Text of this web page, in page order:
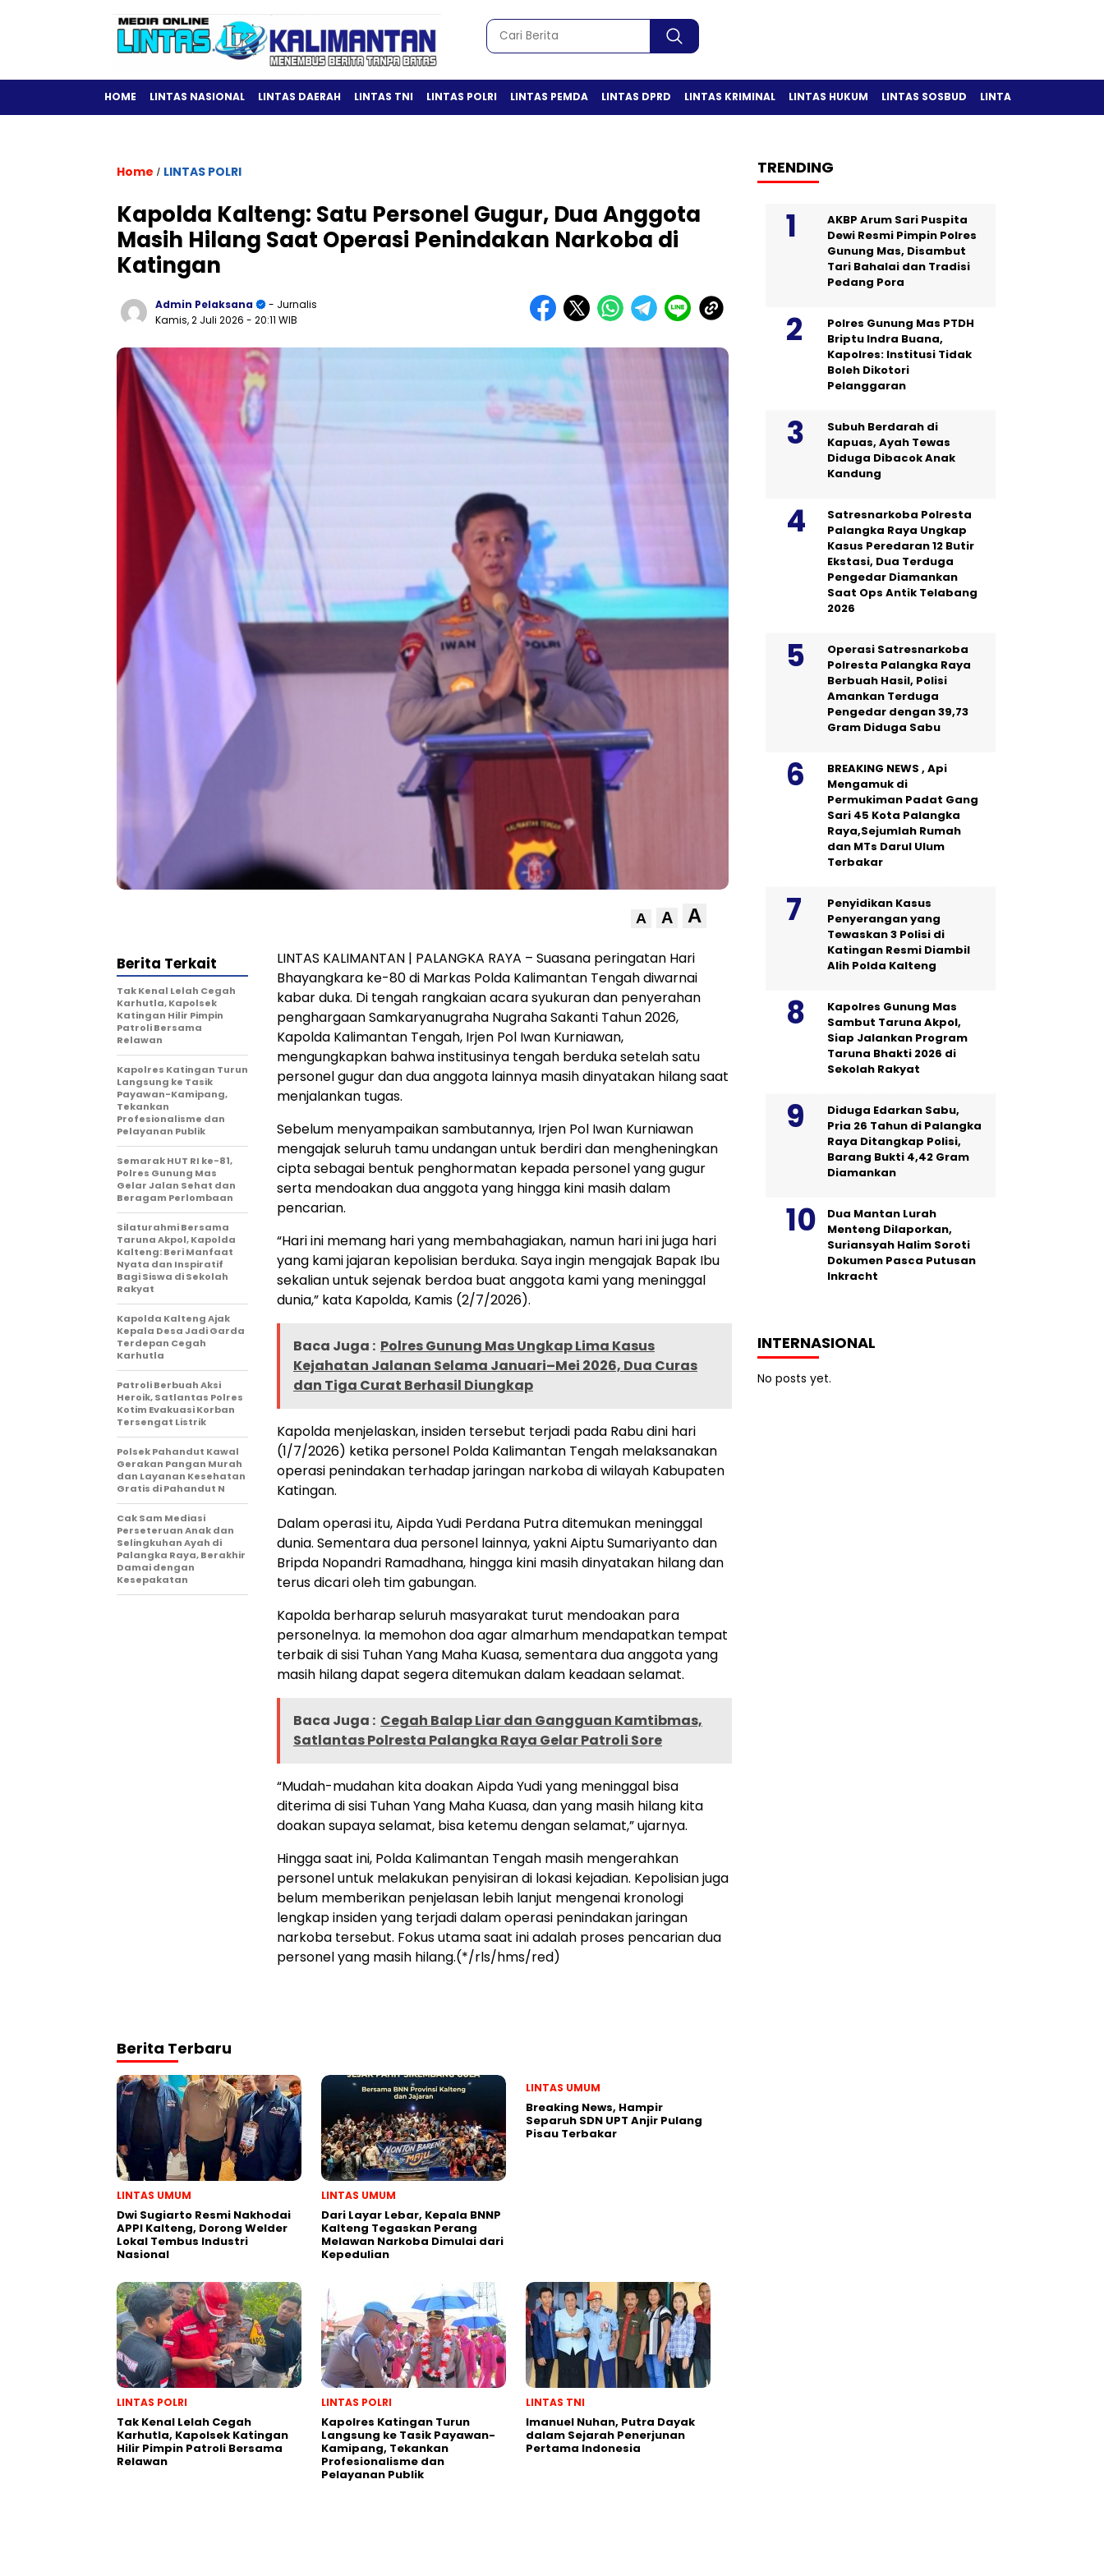
HOME LINTAS NASIONAL LINTAS DAERAH LINTAS TNI LINTAS POLRI LINTAS PEMDA LINTAS DPRD LINTAS KRIMINAL LINTAS HUKUM LINTAS SOSBUD LINTAS OLAH RAGA
Home / LINTAS POLRI
Kapolda Kalteng: Satu Personel Gugur, Dua Anggota
Masih Hilang Saat Operasi Penindakan Narkoba di
Katingan
Admin Pelaksana
- Jurnalis
Kamis, 2 Juli 2026 - 20:11 WIB
A A A
LINTAS KALIMANTAN | PALANGKA RAYA – Suasana peringatan Hari
Bhayangkara ke-80 di Markas Polda Kalimantan Tengah diwarnai
kabar duka. Di tengah rangkaian acara syukuran dan penyerahan
penghargaan Samkaryanugraha Nugraha Sakanti Tahun 2026,
Kapolda Kalimantan Tengah, Irjen Pol Iwan Kurniawan,
mengungkapkan bahwa institusinya tengah berduka setelah satu
personel gugur dan dua anggota lainnya masih dinyatakan hilang saat
menjalankan tugas.
Sebelum menyampaikan sambutannya, Irjen Pol Iwan Kurniawan
mengajak seluruh tamu undangan untuk berdiri dan mengheningkan
cipta sebagai bentuk penghormatan kepada personel yang gugur
serta mendoakan dua anggota yang hingga kini masih dalam
pencarian.
“Hari ini memang hari yang membahagiakan, namun hari ini juga hari
yang kami jajaran kepolisian berduka. Saya ingin mengajak Bapak Ibu
sekalian untuk sejenak berdoa buat anggota kami yang meninggal
dunia,” kata Kapolda, Kamis (2/7/2026).
Baca Juga : Polres Gunung Mas Ungkap Lima Kasus
Kejahatan Jalanan Selama Januari–Mei 2026, Dua Curas
dan Tiga Curat Berhasil Diungkap
Kapolda menjelaskan, insiden tersebut terjadi pada Rabu dini hari
(1/7/2026) ketika personel Polda Kalimantan Tengah melaksanakan
operasi penindakan terhadap jaringan narkoba di wilayah Kabupaten
Katingan.
Dalam operasi itu, Aipda Yudi Perdana Putra ditemukan meninggal
dunia. Sementara dua personel lainnya, yakni Aiptu Sumariyanto dan
Bripda Nopandri Ramadhana, hingga kini masih dinyatakan hilang dan
terus dicari oleh tim gabungan.
Kapolda berharap seluruh masyarakat turut mendoakan para
personelnya. Ia memohon doa agar almarhum mendapatkan tempat
terbaik di sisi Tuhan Yang Maha Kuasa, sementara dua anggota yang
masih hilang dapat segera ditemukan dalam keadaan selamat.
Baca Juga : Cegah Balap Liar dan Gangguan Kamtibmas,
Satlantas Polresta Palangka Raya Gelar Patroli Sore
“Mudah-mudahan kita doakan Aipda Yudi yang meninggal bisa
diterima di sisi Tuhan Yang Maha Kuasa, dan yang masih hilang kita
doakan supaya selamat, bisa ketemu dengan selamat,” ujarnya.
Hingga saat ini, Polda Kalimantan Tengah masih mengerahkan
personel untuk melakukan penyisiran di lokasi kejadian. Kepolisian juga
belum memberikan penjelasan lebih lanjut mengenai kronologi
lengkap insiden yang terjadi dalam operasi penindakan jaringan
narkoba tersebut. Fokus utama saat ini adalah proses pencarian dua
personel yang masih hilang.(*/rls/hms/red)
Berita Terkait
Tak Kenal Lelah Cegah
Karhutla, Kapolsek
Katingan Hilir Pimpin
Patroli Bersama
Relawan
Kapolres Katingan Turun
Langsung ke Tasik
Payawan-Kamipang,
Tekankan
Profesionalisme dan
Pelayanan Publik
Semarak HUT RI ke-81,
Polres Gunung Mas
Gelar Jalan Sehat dan
Beragam Perlombaan
Silaturahmi Bersama
Taruna Akpol, Kapolda
Kalteng: Beri Manfaat
Nyata dan Inspiratif
Bagi Siswa di Sekolah
Rakyat
Kapolda Kalteng Ajak
Kepala Desa Jadi Garda
Terdepan Cegah
Karhutla
Patroli Berbuah Aksi
Heroik, Satlantas Polres
Kotim Evakuasi Korban
Tersengat Listrik
Polsek Pahandut Kawal
Gerakan Pangan Murah
dan Layanan Kesehatan
Gratis di Pahandut N
Cak Sam Mediasi
Perseteruan Anak dan
Selingkuhan Ayah di
Palangka Raya, Berakhir
Damai dengan
Kesepakatan
Berita Terbaru
LINTAS UMUM
Dwi Sugiarto Resmi Nakhodai
APPI Kalteng, Dorong Welder
Lokal Tembus Industri
Nasional
LINTAS UMUM
Dari Layar Lebar, Kepala BNNP
Kalteng Tegaskan Perang
Melawan Narkoba Dimulai dari
Kepedulian
LINTAS UMUM
Breaking News, Hampir
Separuh SDN UPT Anjir Pulang
Pisau Terbakar
LINTAS POLRI
Tak Kenal Lelah Cegah
Karhutla, Kapolsek Katingan
Hilir Pimpin Patroli Bersama
Relawan
LINTAS POLRI
Kapolres Katingan Turun
Langsung ke Tasik Payawan-
Kamipang, Tekankan
Profesionalisme dan
Pelayanan Publik
LINTAS TNI
Imanuel Nuhan, Putra Dayak
dalam Sejarah Penerjunan
Pertama Indonesia
TRENDING
AKBP Arum Sari Puspita
Dewi Resmi Pimpin Polres
Gunung Mas, Disambut
Tari Bahalai dan Tradisi
Pedang Pora
Polres Gunung Mas PTDH
Briptu Indra Buana,
Kapolres: Institusi Tidak
Boleh Dikotori
Pelanggaran
Subuh Berdarah di
Kapuas, Ayah Tewas
Diduga Dibacok Anak
Kandung
Satresnarkoba Polresta
Palangka Raya Ungkap
Kasus Peredaran 12 Butir
Ekstasi, Dua Terduga
Pengedar Diamankan
Saat Ops Antik Telabang
2026
Operasi Satresnarkoba
Polresta Palangka Raya
Berbuah Hasil, Polisi
Amankan Terduga
Pengedar dengan 39,73
Gram Diduga Sabu
BREAKING NEWS , Api
Mengamuk di
Permukiman Padat Gang
Sari 45 Kota Palangka
Raya,Sejumlah Rumah
dan MTs Darul Ulum
Terbakar
Penyidikan Kasus
Penyerangan yang
Tewaskan 3 Polisi di
Katingan Resmi Diambil
Alih Polda Kalteng
Kapolres Gunung Mas
Sambut Taruna Akpol,
Siap Jalankan Program
Taruna Bhakti 2026 di
Sekolah Rakyat
Diduga Edarkan Sabu,
Pria 26 Tahun di Palangka
Raya Ditangkap Polisi,
Barang Bukti 4,42 Gram
Diamankan
Dua Mantan Lurah
Menteng Dilaporkan,
Suriansyah Halim Soroti
Dokumen Pasca Putusan
Inkracht
INTERNASIONAL
No posts yet.